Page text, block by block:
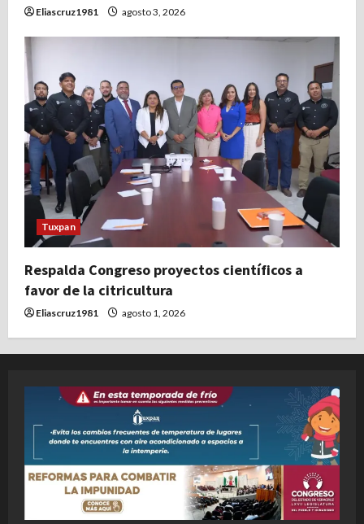
Eliascruz1981 agosto 3, 2026
Tuxpan
Respalda Congreso proyectos científicos a
favor de la citricultura
Eliascruz1981 agosto 1, 2026